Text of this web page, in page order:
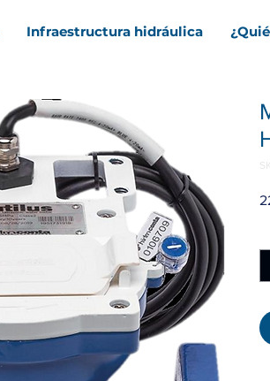
Infraestructura hidráulica